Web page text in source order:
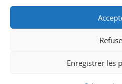
Enregistrer les
janvier 2026
© 2026 AFCOS –